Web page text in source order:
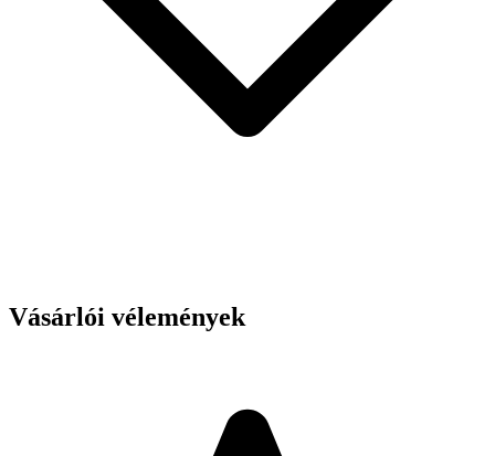
Vásárlói vélemények